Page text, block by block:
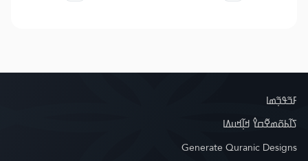
ߓߏ߬ߟߏ߲߬ߘߊ
ߖߊ߬ߕߋ߬ߘߐ߬ߛߌ߮ ߞߊ߲߬ߞߎߡߊ
Generate Quranic Designs